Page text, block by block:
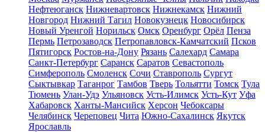
Нефтеюганск Нижневартовск Нижнекамск Нижний
Новгород Нижний Тагил Новокузнецк Новосибирск
Новый Уренгой Норильск Омск Оренбург Орёл Пенза
Пермь Петрозаводск Петропавловск-Камчатский Псков
Пятигорск Ростов-на-Дону Рязань Салехард Самара
Санкт-Петербург Саранск Саратов Севастополь
Симферополь Смоленск Сочи Ставрополь Сургут
Сыктывкар Таганрог Тамбов Тверь Тольятти Томск Тула
Тюмень Улан-Удэ Ульяновск Усть-Илимск Усть-Кут Уфа
Хабаровск Ханты-Мансийск Херсон Чебоксары
Челябинск Череповец Чита Южно-Сахалинск Якутск
Ярославль